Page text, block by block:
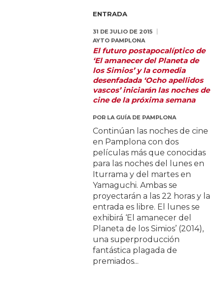
ENTRADA
31 DE JULIO DE 2015
AYTO PAMPLONA
El futuro postapocalíptico de
‘El amanecer del Planeta de
los Simios’ y la comedia
desenfadada ‘Ocho apellidos
vascos’ iniciarán las noches de
cine de la próxima semana
POR LA GUÍA DE PAMPLONA
Continúan las noches de cine
en Pamplona con dos
películas más que conocidas
para las noches del lunes en
Iturrama y del martes en
Yamaguchi. Ambas se
proyectarán a las 22 horas y la
entrada es libre. El lunes se
exhibirá ‘El amanecer del
Planeta de los Simios’ (2014),
una superproducción
fantástica plagada de
premiados...